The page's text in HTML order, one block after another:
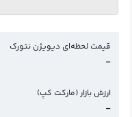
قیمت لحظه‌ای دیویژن نتورک
-
ارزش بازار (مارکت کپ)
-